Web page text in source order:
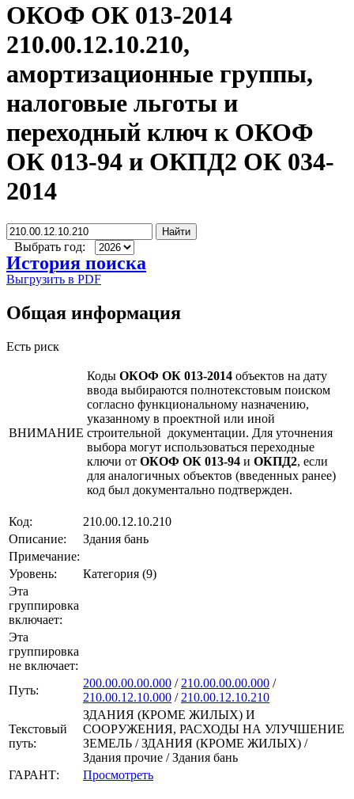
ОКОФ ОК 013-2014
210.00.12.10.210,
амортизационные группы,
налоговые льготы и
переходный ключ к ОКОФ
ОК 013-94 и ОКПД2 ОК 034-
2014
Найти
Выбрать год:
История поиска
Выгрузить в PDF
Общая информация
Есть риск
ВНИМАНИЕ
Коды ОКОФ ОК 013-2014 объектов на дату
ввода выбираются полнотекстовым поиском
согласно функциональному назначению,
указанному в проектной или иной
строительной документации. Для уточнения
выбора могут использоваться переходные
ключи от ОКОФ ОК 013-94 и ОКПД2, если
для аналогичных объектов (введенных ранее)
код был документально подтвержден.
Код:
210.00.12.10.210
Описание:
Здания бань
Примечание:
Уровень:
Категория (9)
Эта
группировка
включает:
Эта
группировка
не включает:
Путь:
200.00.00.00.000 / 210.00.00.00.000 /
210.00.12.10.000 / 210.00.12.10.210
Текстовый
путь:
ЗДАНИЯ (КРОМЕ ЖИЛЫХ) И
СООРУЖЕНИЯ, РАСХОДЫ НА УЛУЧШЕНИЕ
ЗЕМЕЛЬ / ЗДАНИЯ (КРОМЕ ЖИЛЫХ) /
Здания прочие / Здания бань
ГАРАНТ:
Просмотреть